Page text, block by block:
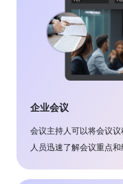
企业会议
会议主持人可以将会议
人员迅速了解会议重点和